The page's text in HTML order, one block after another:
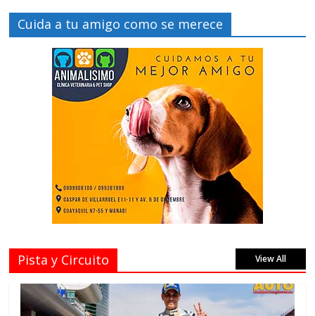
Cuida a tu amigo como se merece
Pista y Circuito View All